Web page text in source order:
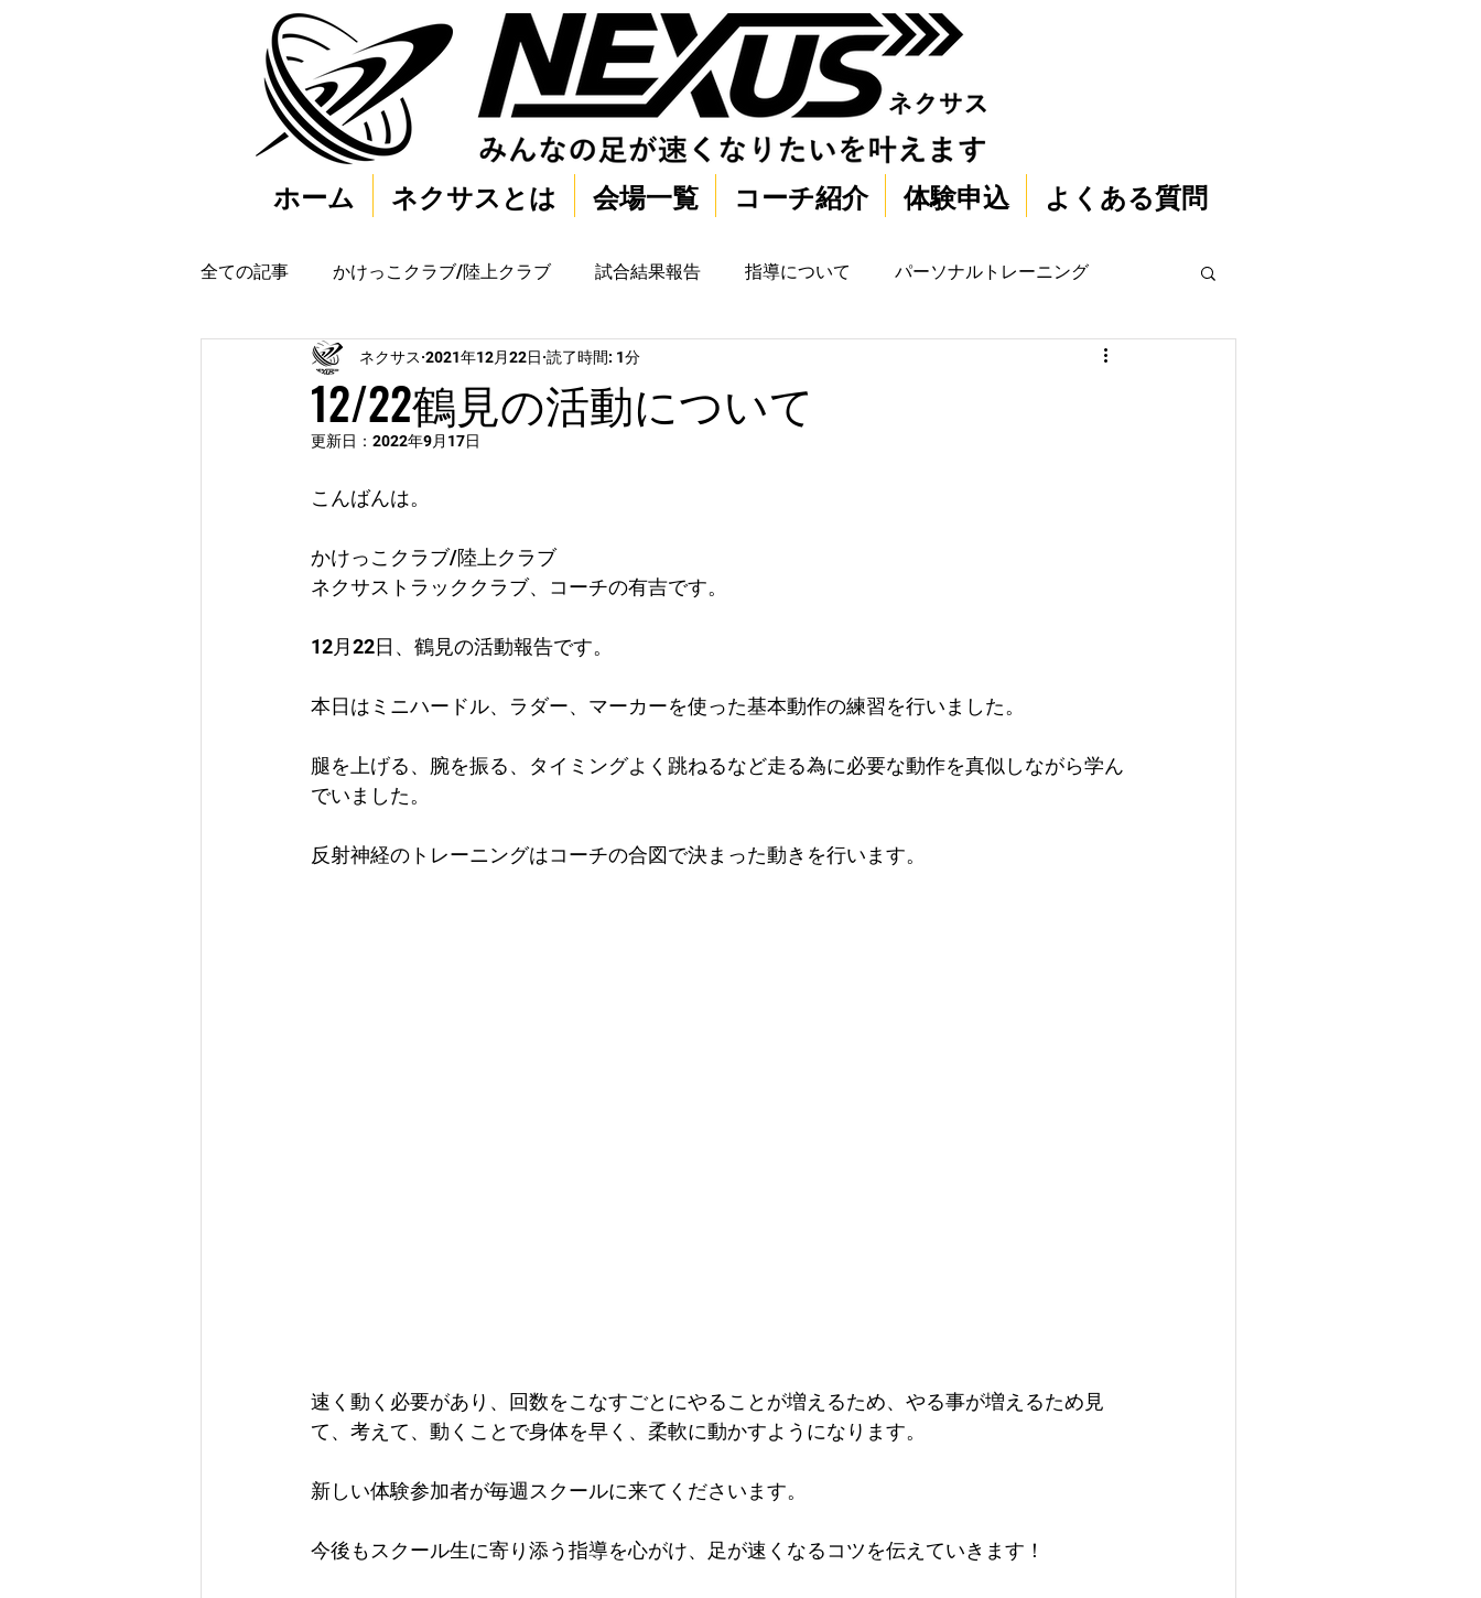
ホーム ネクサスとは 会場一覧 コーチ紹介 体験申込 よくある質問
全ての記事 かけっこクラブ/陸上クラブ 試合結果報告 指導について パーソナルトレーニング
12/22鶴見の活動について
ネクサス 2021年12月22日 読了時間: 1分
更新日： 2022年9月17日
こんばんは。
かけっこクラブ/陸上クラブ
ネクサストラッククラブ、コーチの有吉です。
12月22日、鶴見の活動報告です。
本日はミニハードル、ラダー、マーカーを使った基本動作の練習を行いました。
腿を上げる、腕を振る、タイミングよく跳ねるなど走る為に必要な動作を真似しながら学ん
でいました。
反射神経のトレーニングはコーチの合図で決まった動きを行います。
速く動く必要があり、回数をこなすごとにやることが増えるため、やる事が増えるため見
て、考えて、動くことで身体を早く、柔軟に動かすようになります。
新しい体験参加者が毎週スクールに来てくださいます。
今後もスクール生に寄り添う指導を心がけ、足が速くなるコツを伝えていきます！